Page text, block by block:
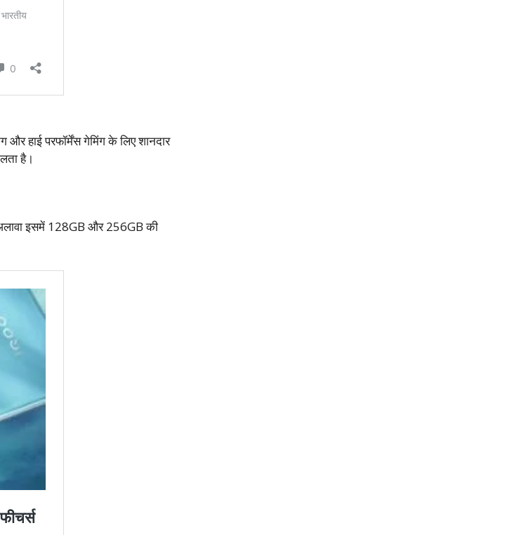
हाई परफॉर्मेंस गेमिंग के लिए शानदार
है।
इसमें 128GB और 256GB की